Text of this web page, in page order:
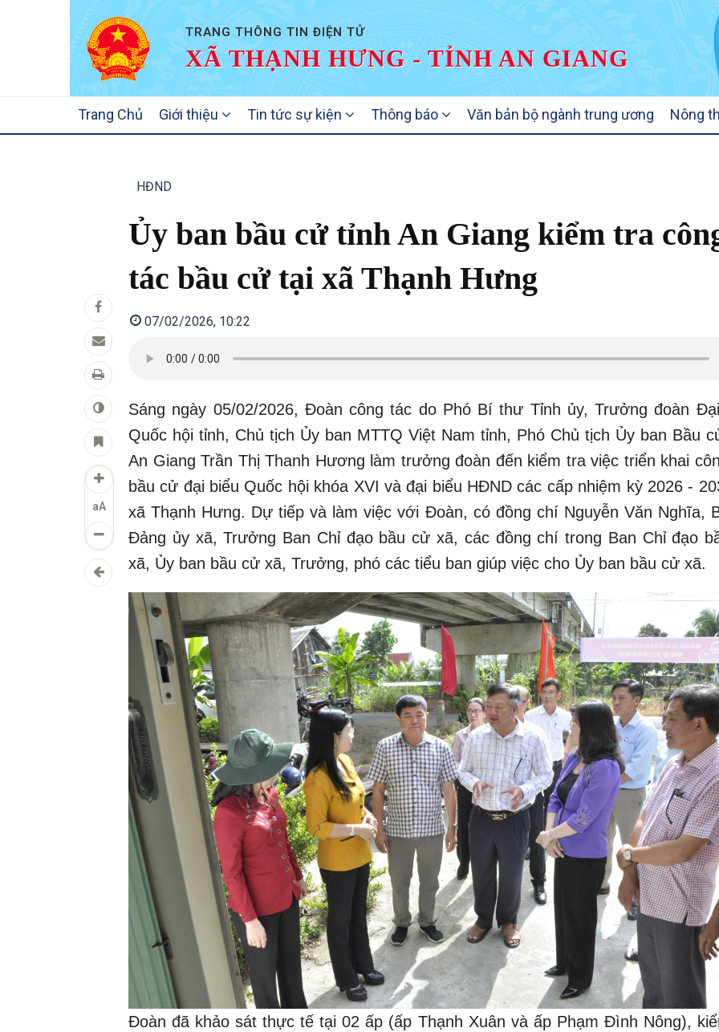
TRANG THÔNG TIN ĐIỆN TỬ
XÃ THẠNH HƯNG - TỈNH AN GIANG
NAVIGATION
Trang Chủ Giới thiệu Tin tức sự kiện Thông báo Văn bản bộ ngành trung ương Nông
aA
HĐND
Ủy ban bầu cử tỉnh An Giang kiểm tra
tác bầu cử tại xã Thạnh Hưng
07/02/2026, 10:22
Sáng ngày 05/02/2026, Đoàn công tác do Phó Bí thư Tỉnh ủy, Trưởng đoàn
Quốc hội tỉnh, Chủ tịch Ủy ban MTTQ Việt Nam tỉnh, Phó Chủ tịch Ủy ban Bầu
An Giang Trần Thị Thanh Hương làm trưởng đoàn đến kiểm tra việc triển khai
bầu cử đại biểu Quốc hội khóa XVI và đại biểu HĐND các cấp nhiệm kỳ 2026 -
xã Thạnh Hưng. Dự tiếp và làm việc với Đoàn, có đồng chí Nguyễn Văn Nghĩa,
Đảng ủy xã, Trưởng Ban Chỉ đạo bầu cử xã, các đồng chí trong Ban Chỉ đạo
xã, Ủy ban bầu cử xã, Trưởng, phó các tiểu ban giúp việc cho Ủy ban bầu cử xã.
Đoàn đã khảo sát thực tế tại 02 ấp (ấp Thạnh Xuân và ấp Phạm Đình Nông),